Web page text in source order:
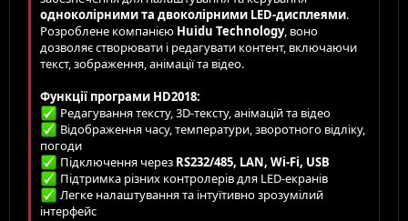
Зменшити відступ
12
15
18
22
26
Courier New
Georgia
Tahoma
Times New Roman
Trebuchet MS
Вирівняти по правому краю
Вирівняти текст по ширині
Заголовок 2
Заголовок 3
одноколірними та двоколірними LED-дисплеями.
Розроблене компанією Huidu Technology, воно
дозволяє створювати і редагувати контент, включаючи
текст, зображення, анімації та відео.
Функції програми HD2018:
Редагування тексту, 3D-тексту, анімацій та відео
Відображення часу, температури, зворотного відліку,
погоди
Підключення через RS232/485, LAN, Wi-Fi, USB
Підтримка різних контролерів для LED-екранів
Легке налаштування та інтуїтивно зрозумілий
інтерфейс